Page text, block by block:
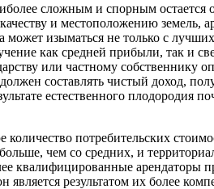
сложным и спорным остается
и местоположению
изыматься не только с
как средней прибыли, так и
или частному собственнику
составлять чистый доход,
естественного плодородия
потребительских
чем со средних, и
квалифицированные арендаторы
результатом их более